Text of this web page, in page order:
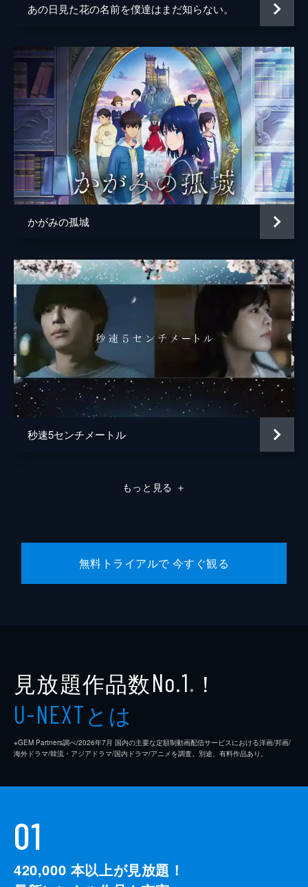
監督 細田守
細田守
原作 細田守
音楽 高木正勝
アニメーション制作 スタジオ地図
製作 中山良夫
齋藤佑佳
井上伸一郎
中村理一郎
熊谷宜和
あの日見た花の名前を僕達はまだ知らない。
かがみの孤城
秒速5センチメートル
もっと見る ＋
無料トライアルで 今すぐ観る
見放題作品数No.1 ※ ！
U-NEXTとは
※GEM Partners調べ/2026年7⽉ 国内の主要な定額制動画配信サービスにおける洋画/邦画/
海外ドラマ/韓流・アジアドラマ/国内ドラマ/アニメを調査。別途、有料作品あり。
01
420,000 本以上が見放題！